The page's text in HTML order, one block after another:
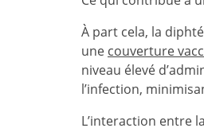
À part cela, la
une couverture
niveau élevé
l’infection,
L’interaction entre